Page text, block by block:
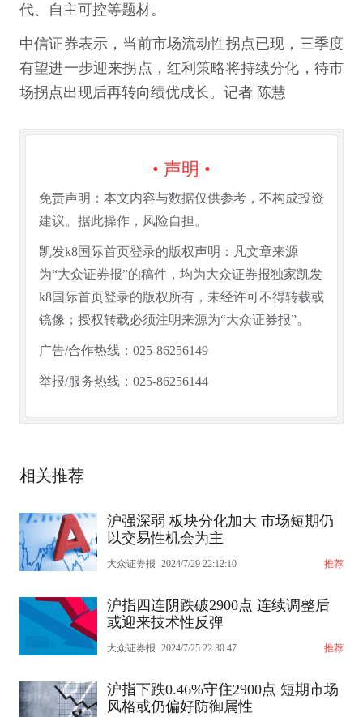
代、自主可控等题材。
中信证券表示，当前市场流动性拐点已现，三季度
有望进一步迎来拐点，红利策略将持续分化，待市
场拐点出现后再转向绩优成长。记者 陈慧
• 声明 •
免责声明：本文内容与数据仅供参考，不构成投资
建议。据此操作，风险自担。
凯发k8国际首页登录的版权声明：凡文章来源
为“大众证券报”的稿件，均为大众证券报独家凯发
k8国际首页登录的版权所有，未经许可不得转载或
镜像；授权转载必须注明来源为“大众证券报”。
广告/合作热线：025-86256149
举报/服务热线：025-86256144
相关推荐
沪强深弱 板块分化加大 市场短期仍
以交易性机会为主
大众证券报 2024/7/29 22:12:10 推荐
沪指四连阴跌破2900点 连续调整后
或迎来技术性反弹
大众证券报 2024/7/25 22:30:47 推荐
沪指下跌0.46%守住2900点 短期市场
风格或仍偏好防御属性